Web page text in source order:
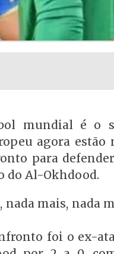
mundial é o
agora estão
para
do Al-Okhdood.
mais, nada
foi o ex-